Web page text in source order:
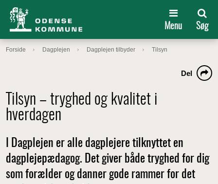
Menu Søg
Forside Dagplejen Dagplejen tilbyder Tilsyn
Tilsyn – tryghed og kvalitet i
hverdagen
Del
I Dagplejen er alle dagplejere tilknyttet en
dagplejepædagog. Det giver både tryghed for dig
som forælder og danner gode rammer for det